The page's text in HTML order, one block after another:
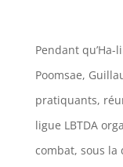
Pendant
Poomsae,
pratiquants,
ligue LBTDA
combat, sous